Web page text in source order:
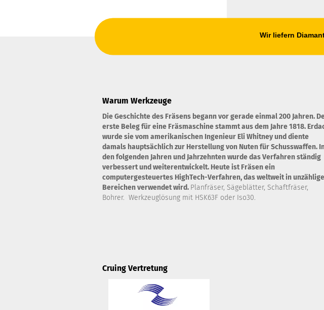
Wir liefern
Warum Werkzeuge
Die Geschichte des Fräsens begann vor gerade einmal 200 Jahren.
erste Beleg für eine Fräsmaschine stammt aus dem Jahre 1818.
wurde sie vom amerikanischen Ingenieur Eli Whitney und diente
damals hauptsächlich zur Herstellung von Nuten für Schusswaffen.
den folgenden Jahren und Jahrzehnten wurde das Verfahren ständig
verbessert und weiterentwickelt. Heute ist Fräsen ein
computergesteuertes HighTech-Verfahren, das weltweit in
Bereichen verwendet wird. Planfräser, Sägeblätter, Schaftfräser,
Bohrer. Werkzeuglösung mit HSK63F oder Iso30.
Cruing Vertretung